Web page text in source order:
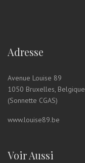
Adresse
Avenue Louise 89
1050 Bruxelles, Belgique
(Sonnette CGAS)
www.louise89.be
Voir Aussi